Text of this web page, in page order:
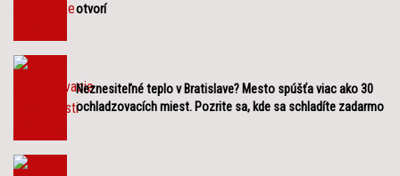
otvorí
Neznesiteľné teplo v Bratislave? Mesto spúšťa viac ako 30
ochladzovacích miest. Pozrite sa, kde sa schladíte zadarmo